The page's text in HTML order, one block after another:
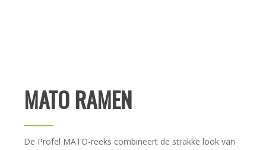
MATO RAMEN
De Profel MATO-reeks combineert de strakke look van